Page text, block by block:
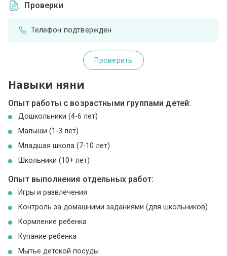
Проверки
Телефон подтвержден
Проверить
Навыки няни
Опыт работы с возрастными группами детей:
Дошкольники (4-6 лет)
Малыши (1-3 лет)
Младшая школа (7-10 лет)
Школьники (10+ лет)
Опыт выполнения отдельных работ:
Игры и развлечения
Контроль за домашними заданиями (для школьников)
Кормление ребенка
Купание ребенка
Мытье детской посуды